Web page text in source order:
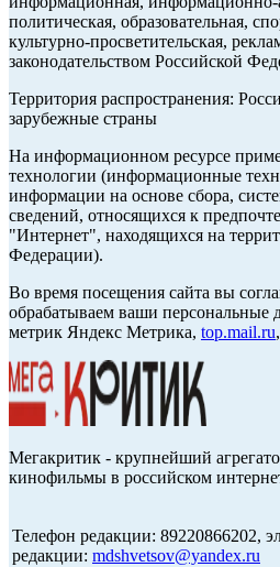
политическая, образовательная,
культурно-просветительская,
законодательством Российской
Территория распространения:
зарубежные страны
На информационном ресурсе
технологии (информационные
информации на основе сбора,
сведений, относящихся к
"Интернет", находящихся на
Федерации).
Во время посещения сайта вы
обрабатываем ваши персональные
метрик Яндекс Метрика, top.mail.ru
Мегакритик - крупнейший
кинофильмы в российском
Телефон редакции: 89220866202,
редакции: mdshvetsov@yandex.ru